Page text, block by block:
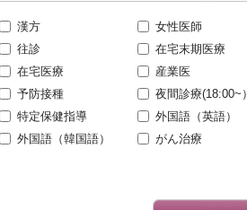
漢方 女性医師
往診
在宅末期医療
在宅医療
産業医
予防接種
夜間診療(18:00~）
特定保健指導
外国語（英語）
外国語（韓国語）
がん治療